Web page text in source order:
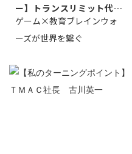
ー】トランスリミット代表
取締役社長 ...
ゲーム×教育ブレインウォ
ーズが世界を繋ぐ